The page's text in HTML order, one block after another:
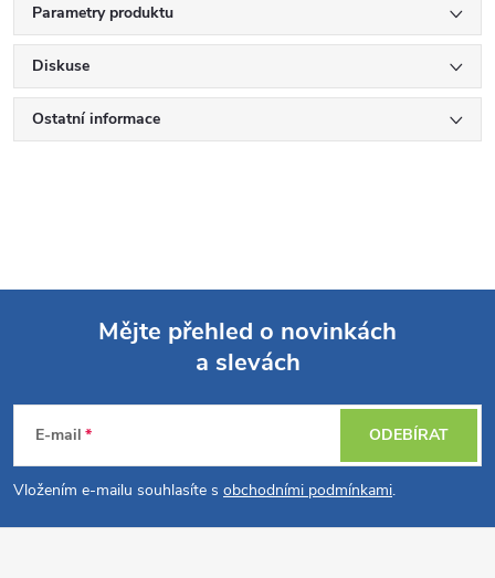
Parametry produktu
Diskuse
Ostatní informace
p
a
Mějte přehled o novinkách
a slevách
E-mail
Vložením e-mailu souhlasíte s obchodními podmínkami.
ODEBÍRAT